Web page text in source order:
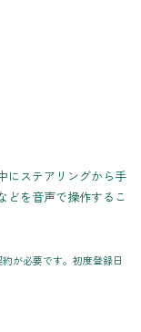
にステアリングから手
どを音声で操作するこ
が必要です。初度登録日